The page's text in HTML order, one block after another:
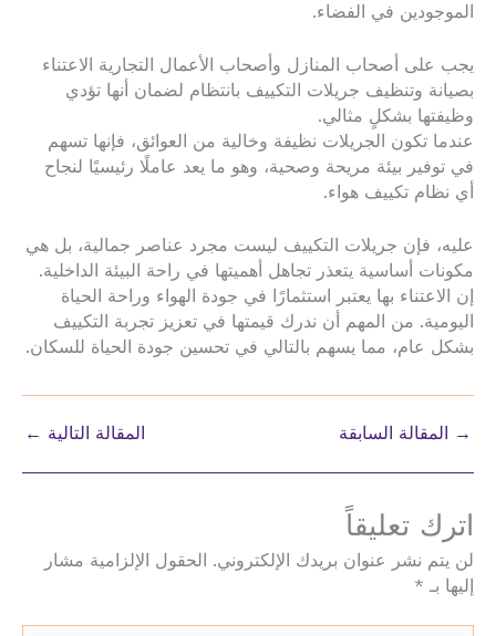
الموجودين في الفضاء.
يجب على أصحاب المنازل وأصحاب الأعمال التجارية الاعتناء
بصيانة وتنظيف جريلات التكييف بانتظام لضمان أنها تؤدي
وظيفتها بشكلٍ مثالي.
عندما تكون الجريلات نظيفة وخالية من العوائق، فإنها تسهم
في توفير بيئة مريحة وصحية، وهو ما يعد عاملًا رئيسيًا لنجاح
أي نظام تكييف هواء.
عليه، فإن جريلات التكييف ليست مجرد عناصر جمالية، بل هي
مكونات أساسية يتعذر تجاهل أهميتها في راحة البيئة الداخلية.
إن الاعتناء بها يعتبر استثمارًا في جودة الهواء وراحة الحياة
اليومية. من المهم أن ندرك قيمتها في تعزيز تجربة التكييف
بشكل عام، مما يسهم بالتالي في تحسين جودة الحياة للسكان.
→ المقالة السابقة المقالة التالية ←
اترك تعليقاً
لن يتم نشر عنوان بريدك الإلكتروني.
الحقول الإلزامية مشار
إليها بـ *